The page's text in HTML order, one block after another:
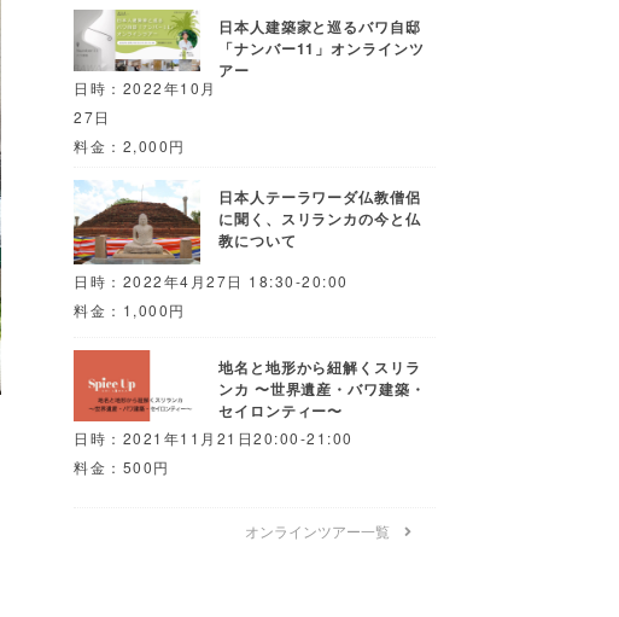
日本人建築家と巡るバワ自邸
「ナンバー11」オンラインツ
アー
日時：2022年10月
27日
料金：2,000円
日本人テーラワーダ仏教僧侶
に聞く、スリランカの今と仏
教について
日時：2022年4月27日 18:30-20:00
料金：1,000円
地名と地形から紐解くスリラ
ンカ 〜世界遺産・バワ建築・
セイロンティー〜
日時：2021年11月21日20:00-21:00
料金：500円
オンラインツアー一覧